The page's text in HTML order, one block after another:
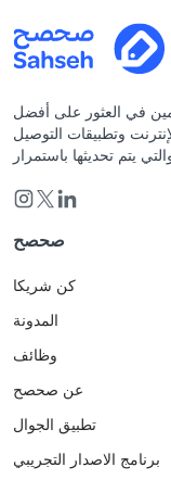
في العثور على أفضل
وتطبيقات التوصيل
صحصح
كن شريكا
المدونة
وظائف
عن صحصح
تطبيق الجوال
برنامج الاصدار التجريبي